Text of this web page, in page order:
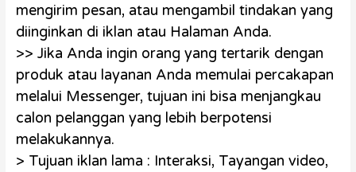
mengirim pesan, atau mengambil tindakan yang
diinginkan di iklan atau Halaman Anda.
>> Jika Anda ingin orang yang tertarik dengan
produk atau layanan Anda memulai percakapan
melalui Messenger, tujuan ini bisa menjangkau
calon pelanggan yang lebih berpotensi
melakukannya.
> Tujuan iklan lama : Interaksi, Tayangan video,